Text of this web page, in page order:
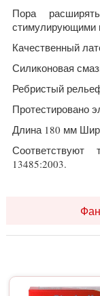
Пора
стимулирующими
Качественный
Силиконовая
Ребристый
Протестировано
Длина 180 мм
13485:2003.